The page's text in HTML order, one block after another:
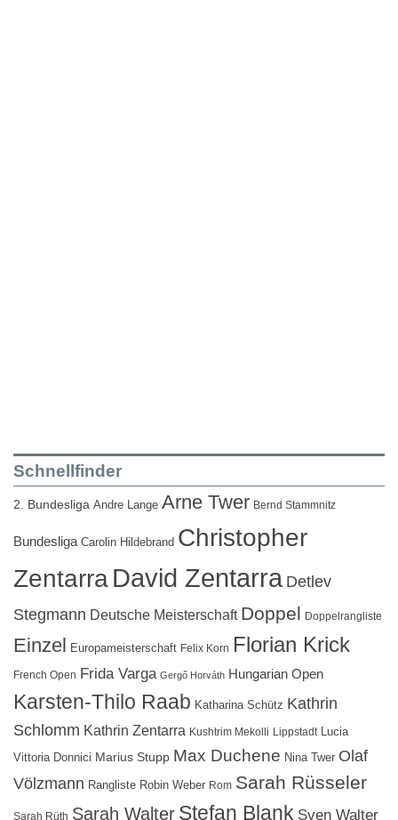
Schnellfinder
2. Bundesliga Andre Lange Arne Twer Bernd Stammnitz
Bundesliga Carolin Hildebrand Christopher
ZentarraDavid Zentarra Detlev
Stegmann Deutsche Meisterschaft Doppel Doppelrangliste
Einzel Europameisterschaft Felix Korn Florian Krick
French Open Frida Varga Gergő Horváth Hungarian Open
Karsten-Thilo Raab Katharina Schütz Kathrin
Schlomm Kathrin Zentarra Kushtrim Mekolli Lippstadt Lucia
Vittoria Donnici Marius Stupp Max Duchene Nina Twer Olaf
Völzmann Rangliste Robin Weber Rom Sarah Rüsseler
Sarah Rüth Sarah Walter Stefan Blank Sven Walter